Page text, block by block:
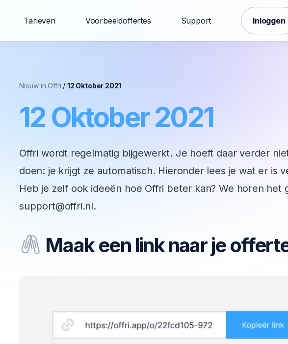
Tarieven Voorbeeldoffertes Support Inloggen
Nieuw in Offri / 12 Oktober 2021
12 Oktober 2021
Offri wordt regelmatig bijgewerkt. Je hoeft daar verder
doen: je krijgt ze automatisch. Hieronder lees je wat er is
Heb je zelf ook ideeën hoe Offri beter kan? We horen het
support@offri.nl.
Maak een link naar je